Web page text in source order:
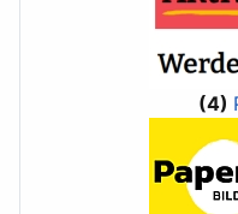
(4)